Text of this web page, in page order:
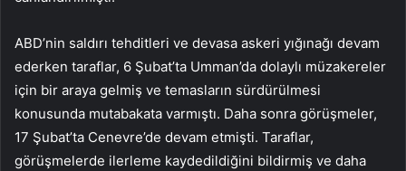
ABD’nin saldırı tehditleri ve devasa askeri yığınağı devam
ederken taraflar, 6 Şubat’ta Umman’da dolaylı müzakereler
için bir araya gelmiş ve temasların sürdürülmesi
konusunda mutabakata varmıştı. Daha sonra görüşmeler,
17 Şubat’ta Cenevre’de devam etmişti. Taraflar,
görüşmelerde ilerleme kaydedildiğini bildirmiş ve daha